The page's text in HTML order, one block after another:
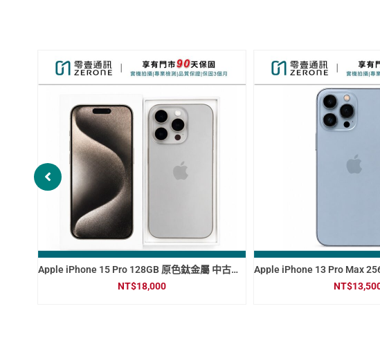
Apple iPhone 13 Pro 256GB 天峰藍 中古機 二手機 福利機 #40940
NT$9,500
NT$9,500